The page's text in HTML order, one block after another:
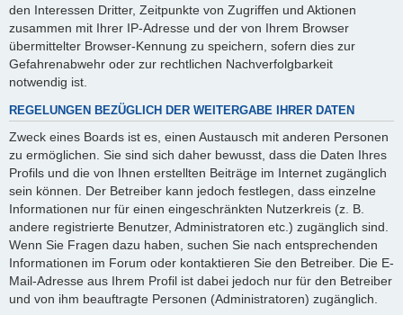
den Interessen Dritter, Zeitpunkte von Zugriffen und Aktionen
zusammen mit Ihrer IP-Adresse und der von Ihrem Browser
übermittelter Browser-Kennung zu speichern, sofern dies zur
Gefahrenabwehr oder zur rechtlichen Nachverfolgbarkeit
notwendig ist.
REGELUNGEN BEZÜGLICH DER WEITERGABE IHRER DATEN
Zweck eines Boards ist es, einen Austausch mit anderen Personen
zu ermöglichen. Sie sind sich daher bewusst, dass die Daten Ihres
Profils und die von Ihnen erstellten Beiträge im Internet zugänglich
sein können. Der Betreiber kann jedoch festlegen, dass einzelne
Informationen nur für einen eingeschränkten Nutzerkreis (z. B.
andere registrierte Benutzer, Administratoren etc.) zugänglich sind.
Wenn Sie Fragen dazu haben, suchen Sie nach entsprechenden
Informationen im Forum oder kontaktieren Sie den Betreiber. Die E-
Mail-Adresse aus Ihrem Profil ist dabei jedoch nur für den Betreiber
und von ihm beauftragte Personen (Administratoren) zugänglich.